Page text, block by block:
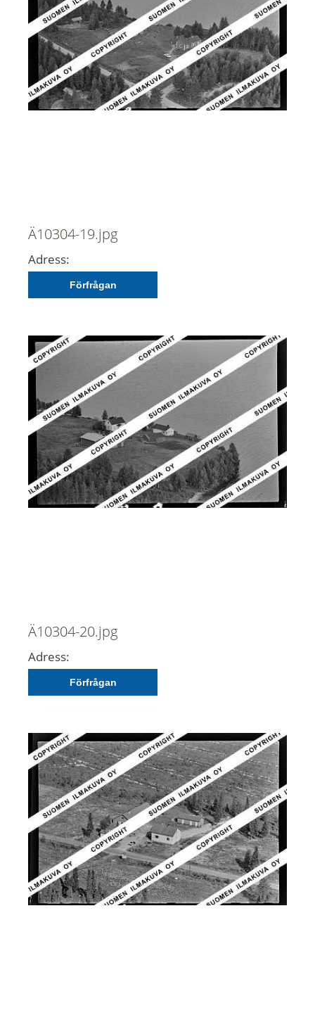
Ä10304-19.jpg
Adress:
Förfrågan
Ä10304-20.jpg
Adress:
Förfrågan